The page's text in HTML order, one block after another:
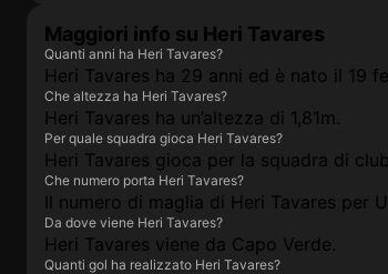
Maggiori info su Heri Tavares
Quanti anni ha Heri Tavares?
Heri Tavares ha 29 anni ed è nato il 19
Che altezza ha Heri Tavares?
Heri Tavares ha un’altezza di 1,81m.
Per quale squadra gioca Heri Tavares?
Heri Tavares gioca per la squadra di
Che numero porta Heri Tavares?
Il numero di maglia di Heri Tavares per
Da dove viene Heri Tavares?
Heri Tavares viene da Capo Verde.
Quanti gol ha realizzato Heri Tavares?